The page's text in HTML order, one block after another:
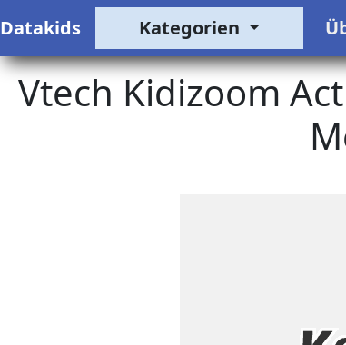
Datakids Kategorien
Vtech Kidizoom